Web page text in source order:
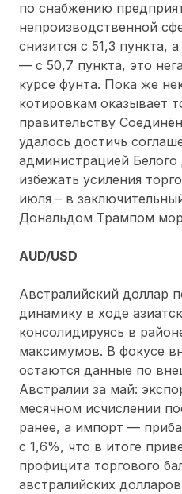
по снабжению
непроизводственной
снизится с 51,3 пункта,
— с 50,7 пункта, это
курсе фунта. Пока же
котировкам оказывает
правительству
удалось достичь
администрацией
избежать усиления
июля – в
Дональдом Трампом
AUD/USD
Австралийский доллар
динамику в ходе
консолидируясь в
максимумов. В фокусе
остаются данные по
Австралии за май:
месячном исчислении
ранее, а импорт —
с 1,6%, что в итоге
профицита торгового
австралийских